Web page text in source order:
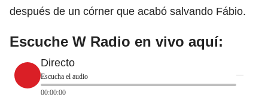
después de un córner que acabó salvando Fábio.
Escuche W Radio en vivo aquí:
Directo
Escucha el audio
00:00:00